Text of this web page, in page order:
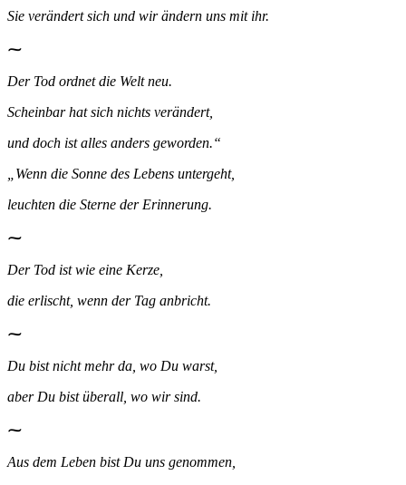
Sie verändert sich und wir ändern uns mit ihr.
⁓
Der Tod ordnet die Welt neu.
Scheinbar hat sich nichts verändert,
und doch ist alles anders geworden.“
„Wenn die Sonne des Lebens untergeht,
leuchten die Sterne der Erinnerung.
⁓
Der Tod ist wie eine Kerze,
die erlischt, wenn der Tag anbricht.
⁓
Du bist nicht mehr da, wo Du warst,
aber Du bist überall, wo wir sind.
⁓
Aus dem Leben bist Du uns genommen,